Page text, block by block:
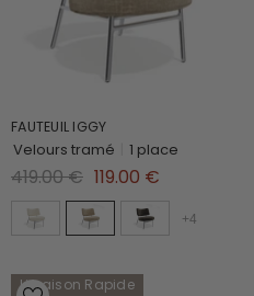
FAUTEUIL IGGY
Velours tramé 1 place
419.00 € 119.00 €
+4
Livraison Rapide